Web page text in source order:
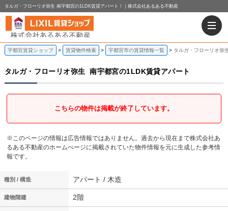
タルガ・フローリオ弥生 南宇都宮の1LDK賃貸アパート！｜株式会社あるある不動産
宇都宮賃貸ショップ 賃貸物件検索 宇都宮市の賃貸情報一覧 タルガ・フローリオ弥
タルガ・フローリオ弥生 南宇都宮の1LDK賃貸アパート
こちらの物件は掲載が終了しています。
※このページの情報は広告情報ではありません。過去から現在まで株式会社あ
るある不動産のホームぺージに掲載されていた物件情報を元に生成した参考情
報です。
種別 / 構造 アパート / 木造
建物階建 2階